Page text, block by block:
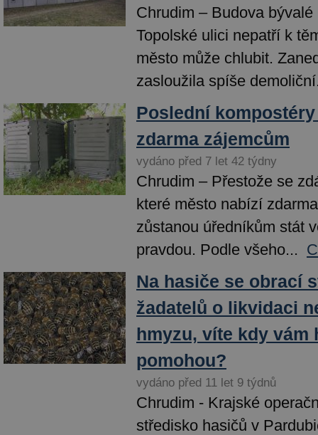
Chrudim – Budova
Topolské ulici nepatří k
město může chlubit.
zasloužila spíše
Poslední
zdarma zájemcům
vydáno před 7 let 42 týdny
Chrudim – Přestože se
které město nabízí
zůstanou úředníkům stát
pravdou. Podle všeho...
Na hasiče se obrací
žadatelů o likvidaci
hmyzu, víte kdy vám
pomohou?
vydáno před 11 let 9 týdnů
Chrudim - Krajské
středisko hasičů v